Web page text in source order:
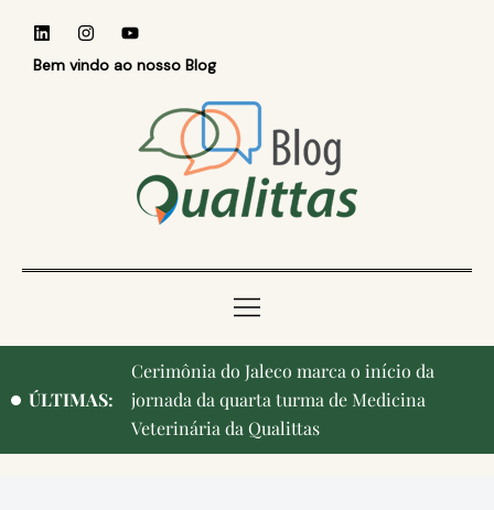
Bem vindo ao nosso Blog
ÚLTIMAS:
Cerimônia do Jaleco marca o início da
jornada da quarta turma de Medicina
Veterinária da Qualittas